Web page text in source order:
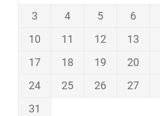
3
4 5 6
10
11 12 13
17
18 19 20
24
25 26 27
31